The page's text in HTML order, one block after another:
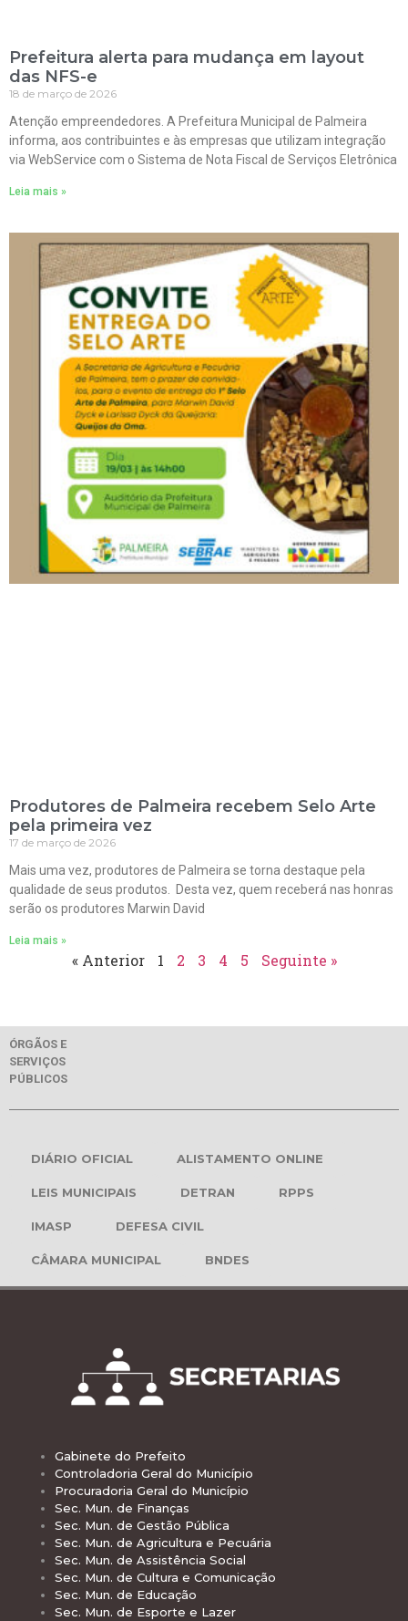
Prefeitura alerta para mudança em layout
das NFS-e
18 de março de 2026
Atenção empreendedores. A Prefeitura Municipal de Palmeira
informa, aos contribuintes e às empresas que utilizam integração
via WebService com o Sistema de Nota Fiscal de Serviços Eletrônica
Leia mais »
Produtores de Palmeira recebem Selo Arte
pela primeira vez
17 de março de 2026
Mais uma vez, produtores de Palmeira se torna destaque pela
qualidade de seus produtos. Desta vez, quem receberá nas honras
serão os produtores Marwin David
Leia mais »
« Anterior 1 2 3 4 5 Seguinte »
ÓRGÃOS E
SERVIÇOS
PÚBLICOS
DIÁRIO OFICIAL ALISTAMENTO ONLINE
LEIS MUNICIPAIS DETRAN RPPS
IMASP DEFESA CIVIL
CÂMARA MUNICIPAL BNDES
Gabinete do Prefeito
Controladoria Geral do Município
Procuradoria Geral do Município
Sec. Mun. de Finanças
Sec. Mun. de Gestão Pública
Sec. Mun. de Agricultura e Pecuária
Sec. Mun. de Assistência Social
Sec. Mun. de Cultura e Comunicação
Sec. Mun. de Educação
Sec. Mun. de Esporte e Lazer